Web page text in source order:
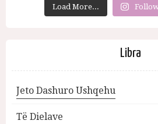
Load More...
Libra
Jeto Dashuro Ushqehu
Të Dielave